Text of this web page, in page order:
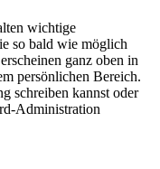
wichtige
so bald wie möglich
ganz oben in
persönlichen Bereich.
schreiben kannst oder
Administration